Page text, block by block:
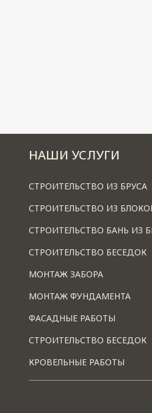
НАШИ УСЛУГИ
СТРОИТЕЛЬСТВО ИЗ БРУСА
СТРОИТЕЛЬСТВО ИЗ
СТРОИТЕЛЬСТВО БАНЬ ИЗ
СТРОИТЕЛЬСТВО БЕСЕДОК
МОНТАЖ ЗАБОРА
МОНТАЖ ФУНДАМЕНТА
ФАСАДНЫЕ РАБОТЫ
СТРОИТЕЛЬСТВО БЕСЕДОК
КРОВЕЛЬНЫЕ РАБОТЫ